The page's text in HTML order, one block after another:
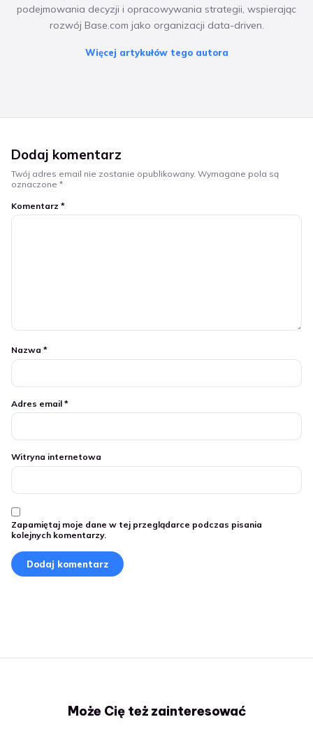
podejmowania decyzji i opracowywania strategii, wspierając
rozwój Base.com jako organizacji data-driven.
Więcej artykułów tego autora
Dodaj komentarz
Twój adres email nie zostanie opublikowany. Wymagane pola są
oznaczone *
Komentarz *
Nazwa *
Adres email *
Witryna internetowa
Zapamiętaj moje dane w tej przeglądarce podczas pisania
kolejnych komentarzy.
Może Cię też zainteresować